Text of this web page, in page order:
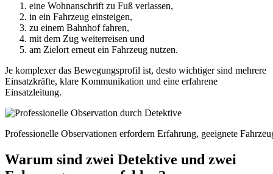
eine Wohnanschrift zu Fuß verlassen,
in ein Fahrzeug einsteigen,
zu einem Bahnhof fahren,
mit dem Zug weiterreisen und
am Zielort erneut ein Fahrzeug nutzen.
Je komplexer das Bewegungsprofil ist, desto wichtiger sind mehrere
Einsatzkräfte, klare Kommunikation und eine erfahrene
Einsatzleitung.
Professionelle Observationen erfordern Erfahrung, geeignete
Warum sind zwei Detektive und zwei